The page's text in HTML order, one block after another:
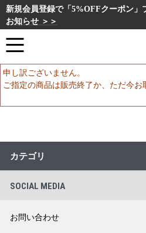
新規会員登録で「5%OFFクーポン」
お知らせ ＞＞
申し訳ございません。
ご指定の商品は販売終了か、ただ今お
カテゴリ
SOCIAL MEDIA
お問い合わせ